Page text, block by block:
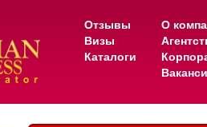
Отзывы
Визы
Каталоги
О